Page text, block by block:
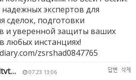
экспертов для
сделок, подготовки
и уверенной защиты ваших
любых инстанциях!
zsrshad0847765
07.23 13:06 답변 삭제